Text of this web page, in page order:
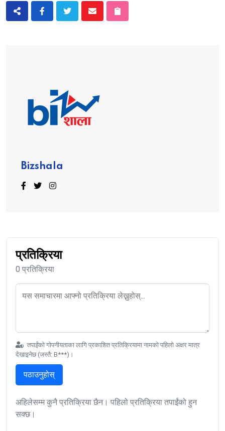
Bizshala
प्रतिक्रिया
0 प्रतिक्रिया
तपाईंको गोपनीयताका लागि प्रकाशित प्रतिक्रियामा नामको पहिलो अक्षर मात्र
देखाइनेछ (जस्तै: B***)।
पठाउनुहोस्
अहिलेसम्म कुनै प्रतिक्रिया छैन। पहिलो प्रतिक्रिया तपाईंको हुन
सक्छ।